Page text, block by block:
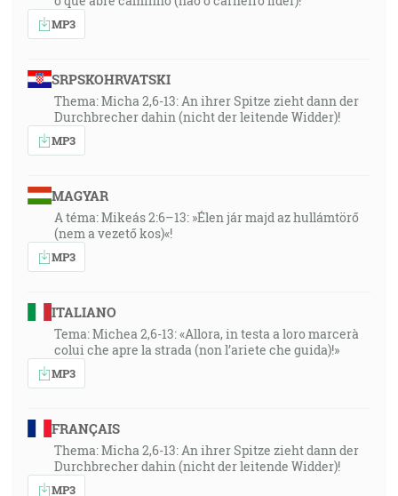
MP3
SRPSKOHRVATSKI
Thema: Micha 2,6-13: An ihrer Spitze zieht dann der
Durchbrecher dahin (nicht der leitende Widder)!
MP3
MAGYAR
A téma: Mikeás 2:6–13: »Élen jár majd az hullámtörő
(nem a vezető kos)«!
MP3
ITALIANO
Tema: Michea 2,6-13: «Allora, in testa a loro marcerà
colui che apre la strada (non l’ariete che guida)!»
MP3
FRANÇAIS
Thema: Micha 2,6-13: An ihrer Spitze zieht dann der
Durchbrecher dahin (nicht der leitende Widder)!
MP3